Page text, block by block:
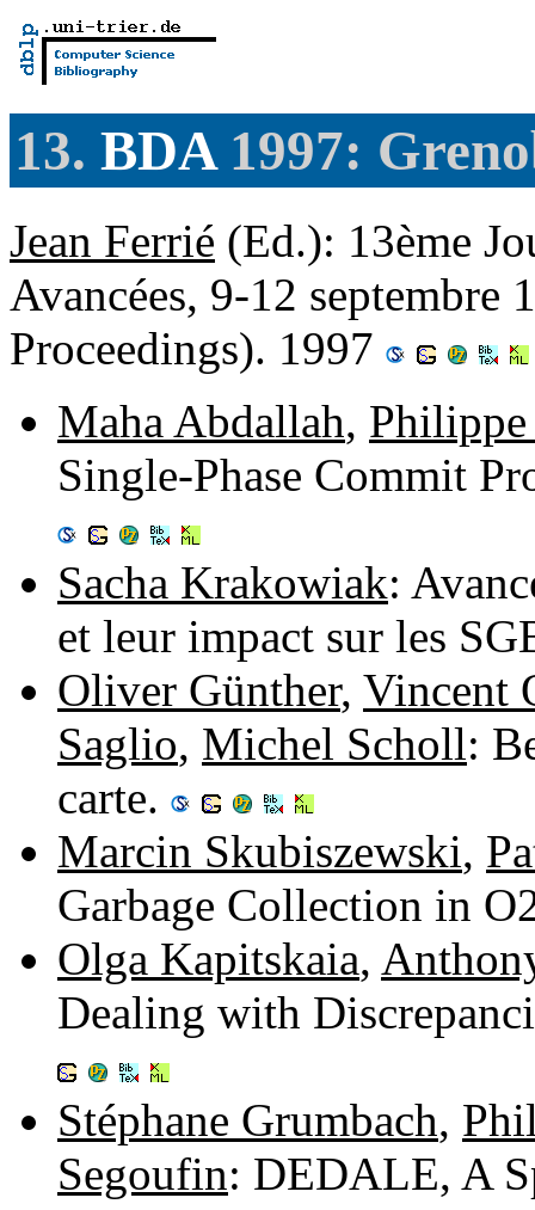
13. BDA1997:
Jean Ferrié (Ed.): 13ème
Avancées, 9-12
Proceedings). 1997
Maha Abdallah, Philippe
Single-Phase Commit
Sacha Krakowiak:
et leur impact sur les
Oliver Günther, Vincent
Saglio, Michel Scholl:
carte.
Marcin Skubiszewski,
Garbage Collection in
Olga Kapitskaia,
Dealing with
Stéphane Grumbach,
Segoufin: DEDALE, A